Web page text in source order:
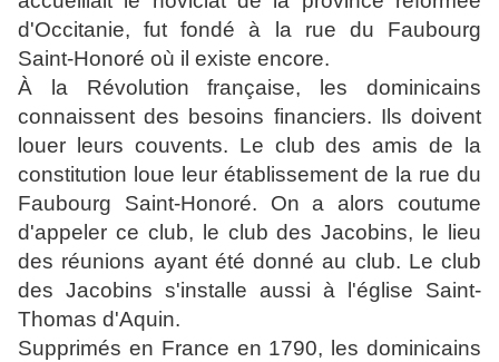
d'Occitanie, fut fondé à la rue du Faubourg
Saint-Honoré où il existe encore.
À la Révolution française, les dominicains
connaissent des besoins financiers. Ils doivent
louer leurs couvents. Le club des amis de la
constitution loue leur établissement de la rue du
Faubourg Saint-Honoré. On a alors coutume
d'appeler ce club, le club des Jacobins, le lieu
des réunions ayant été donné au club. Le club
des Jacobins s'installe aussi à l'église Saint-
Thomas d'Aquin.
Supprimés en France en 1790, les dominicains